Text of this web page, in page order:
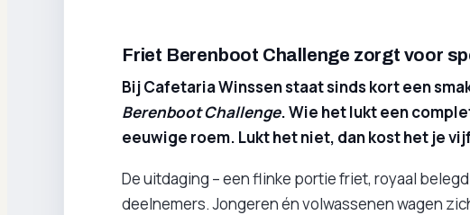
Friet Berenboot Challenge zorgt voor
Bij Cafetaria Winssen staat sinds kort een
Berenboot Challenge. Wie het lukt een
eeuwige roem. Lukt het niet, dan kost het je
De uitdaging – een flinke portie friet, royaal
deelnemers. Jongeren én volwassenen wagen